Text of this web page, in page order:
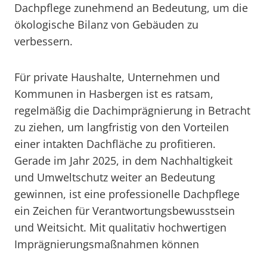
Dachpflege zunehmend an Bedeutung, um die
ökologische Bilanz von Gebäuden zu
verbessern.
Für private Haushalte, Unternehmen und
Kommunen in Hasbergen ist es ratsam,
regelmäßig die Dachimprägnierung in Betracht
zu ziehen, um langfristig von den Vorteilen
einer intakten Dachfläche zu profitieren.
Gerade im Jahr 2025, in dem Nachhaltigkeit
und Umweltschutz weiter an Bedeutung
gewinnen, ist eine professionelle Dachpflege
ein Zeichen für Verantwortungsbewusstsein
und Weitsicht. Mit qualitativ hochwertigen
Imprägnierungsmaßnahmen können